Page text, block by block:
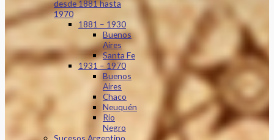
desde 1881 hasta
1970
1881 – 1930
Buenos
Aires
Santa Fe
1931 – 1970
Buenos
Aires
Chaco
Neuquén
Río
Negro
Sucesos Argentino